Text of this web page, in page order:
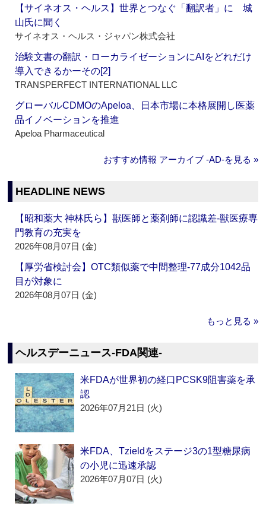
【サイネオス・ヘルス】世界とつなぐ「翻訳者」に 城
山氏に聞く
サイネオス・ヘルス・ジャパン株式会社
治験文書の翻訳・ローカライゼーションにAIをどれだけ
導入できるかーその[2]
TRANSPERFECT INTERNATIONAL LLC
グローバルCDMOのApeloa、日本市場に本格展開し医薬
品イノベーションを推進
Apeloa Pharmaceutical
おすすめ情報 アーカイブ ‐AD‐を見る »
HEADLINE NEWS
【昭和薬大 神林氏ら】獣医師と薬剤師に認識差‐獣医療専
門教育の充実を
2026年08月07日 (金)
【厚労省検討会】OTC類似薬で中間整理‐77成分1042品
目が対象に
2026年08月07日 (金)
もっと見る »
ヘルスデーニュース‐FDA関連‐
米FDAが世界初の経口PCSK9阻害薬を承
認
2026年07月21日 (火)
米FDA、Tzieldをステージ3の1型糖尿病
の小児に迅速承認
2026年07月07日 (火)